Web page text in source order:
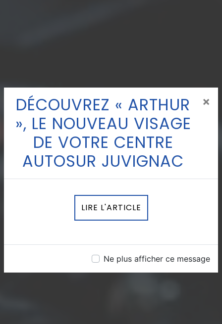
DÉCOUVREZ « ARTHUR
», LE NOUVEAU VISAGE
DE VOTRE CENTRE
AUTOSUR JUVIGNAC
×
LIRE L'ARTICLE
Ne plus afficher ce message